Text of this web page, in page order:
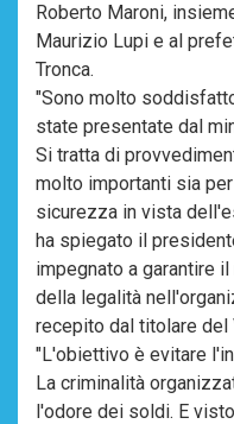
Roberto Maroni,
Maurizio Lupi e al
Tronca.
"Sono molto
state presentate dal
Si tratta di
molto importanti sia
sicurezza in vista
ha spiegato il
impegnato a garantire
della legalità
recepito dal titolare del
"L'obiettivo è evitare
La criminalità
l'odore dei soldi. E